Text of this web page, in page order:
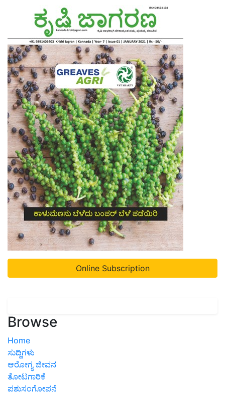
Online Subscription
Browse
Home
ಸುದ್ದಿಗಳು
ಆರೋಗ್ಯ ಜೀವನ
ತೋಟಗಾರಿಕೆ
ಪಶುಸಂಗೋಪನೆ